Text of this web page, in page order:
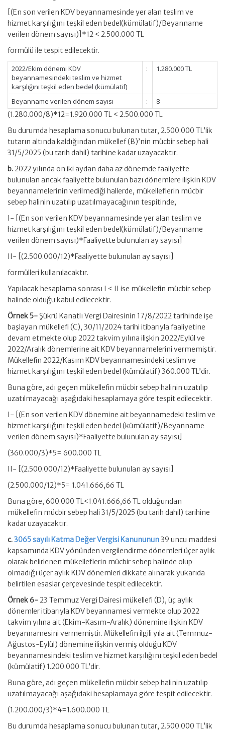
[(En son verilen KDV beyannamesinde yer alan teslim ve
hizmet karşılığını teşkil eden bedel(kümülatif)/Beyanname
verilen dönem sayısı)]*12 < 2.500.000 TL
formülü ile tespit edilecektir.
2022/Ekim dönemi KDV
beyannamesindeki teslim ve hizmet
karşılığını teşkil eden bedel (kümülatif)
: 1.280.000 TL
Beyanname verilen dönem sayısı :
8
(1.280.000/8)*12=1.920.000 TL < 2.500.000 TL
Bu durumda hesaplama sonucu bulunan tutar, 2.500.000 TL’lik
tutarın altında kaldığından mükellef (B)’nin mücbir sebep hali
31/5/2025 (bu tarih dahil) tarihine kadar uzayacaktır.
b.2022 yılında on iki aydan daha az dönemde faaliyette
bulunulan ancak faaliyette bulunulan bazı dönemlere ilişkin KDV
beyannamelerinin verilmediği hallerde, mükelleflerin mücbir
sebep halinin uzatılıp uzatılmayacağının tespitinde;
I- [(En son verilen KDV beyannamesinde yer alan teslim ve
hizmet karşılığını teşkil eden bedel(kümülatif)/Beyanname
verilen dönem sayısı)*Faaliyette bulunulan ay sayısı]
II- [(2.500.000/12)*Faaliyette bulunulan ay sayısı]
formülleri kullanılacaktır.
Yapılacak hesaplama sonrası I < II ise mükellefin mücbir sebep
halinde olduğu kabul edilecektir.
Örnek 5- Şükrü Kanatlı Vergi Dairesinin 17/8/2022 tarihinde işe
başlayan mükellefi (C), 30/11/2024 tarihi itibarıyla faaliyetine
devam etmekte olup 2022 takvim yılına ilişkin 2022/Eylül ve
2022/Aralık dönemlerine ait KDV beyannamelerini vermemiştir.
Mükellefin 2022/Kasım KDV beyannamesindeki teslim ve
hizmet karşılığını teşkil eden bedel (kümülatif) 360.000 TL’dir.
Buna göre, adı geçen mükellefin mücbir sebep halinin uzatılıp
uzatılmayacağı aşağıdaki hesaplamaya göre tespit edilecektir.
I- [(En son verilen KDV dönemine ait beyannamedeki teslim ve
hizmet karşılığını teşkil eden bedel (kümülatif)/Beyanname
verilen dönem sayısı)*Faaliyette bulunulan ay sayısı]
(360.000/3)*5= 600.000 TL
II- [(2.500.000/12)*Faaliyette bulunulan ay sayısı]
(2.500.000/12)*5= 1.041.666,66 TL
Buna göre, 600.000 TL<1.041.666,66 TL olduğundan
mükellefin mücbir sebep hali 31/5/2025 (bu tarih dahil) tarihine
kadar uzayacaktır.
c.3065 sayılı Katma Değer Vergisi Kanununun39 uncu maddesi
kapsamında KDV yönünden vergilendirme dönemleri üçer aylık
olarak belirlenen mükelleflerin mücbir sebep halinde olup
olmadığı üçer aylık KDV dönemleri dikkate alınarak yukarıda
belirtilen esaslar çerçevesinde tespit edilecektir.
Örnek 6-23 Temmuz Vergi Dairesi mükellefi (D), üç aylık
dönemler itibarıyla KDV beyannamesi vermekte olup 2022
takvim yılına ait (Ekim-Kasım-Aralık) dönemine ilişkin KDV
beyannamesini vermemiştir. Mükellefin ilgili yıla ait (Temmuz-
Ağustos-Eylül) dönemine ilişkin vermiş olduğu KDV
beyannamesindeki teslim ve hizmet karşılığını teşkil eden bedel
(kümülatif) 1.200.000 TL’dir.
Buna göre, adı geçen mükellefin mücbir sebep halinin uzatılıp
uzatılmayacağı aşağıdaki hesaplamaya göre tespit edilecektir.
(1.200.000/3)*4=1.600.000 TL
Bu durumda hesaplama sonucu bulunan tutar, 2.500.000 TL’lik